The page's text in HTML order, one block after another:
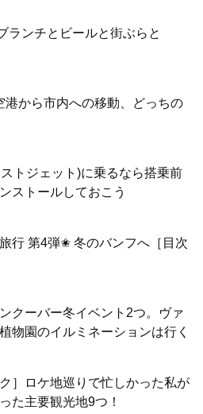
ランチとビールと街ぶらと
港から市内への移動、どっちの
トジェット)に乗るなら搭乗前
ストールしておこう
行 第4弾✬ 冬のバンフへ［目次
クーバー冬イベント2つ。ヴァ
物園のイルミネーションは行く
ク］ロケ地巡りで忙しかった私が
た主要観光地9つ！